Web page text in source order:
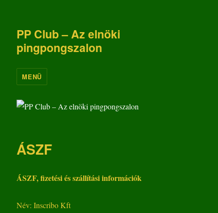
PP Club – Az elnöki
pingpongszalon
MENÜ
ÁSZF
ÁSZF, fizetési és szállítási információk
Név: Inscribo Kft